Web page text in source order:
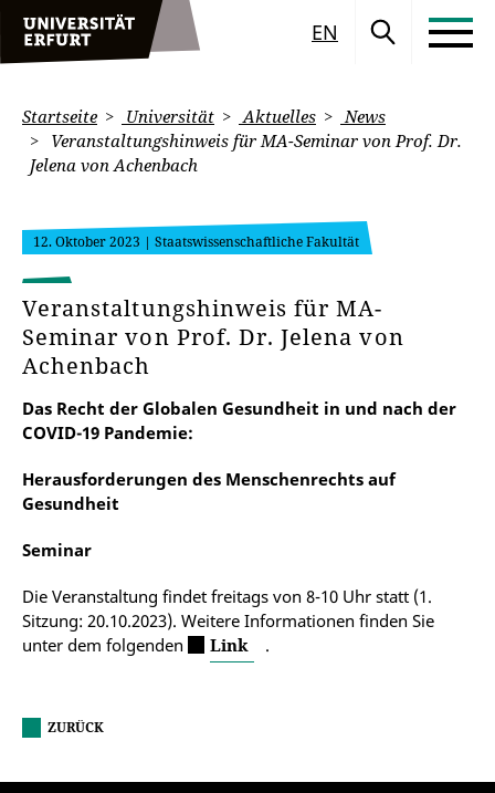
EN
Startseite Universität Aktuelles
News
Veranstaltungshinweis für MA-Seminar von Prof. Dr.
Jelena von Achenbach
12. Oktober 2023 | Staatswissenschaftliche Fakultät
Veranstaltungshinweis für MA-
Seminar von Prof. Dr. Jelena von
Achenbach
Das Recht der Globalen Gesundheit in und nach der
COVID-19 Pandemie:
Herausforderungen des Menschenrechts auf
Gesundheit
Seminar
Die Veranstaltung findet freitags von 8-10 Uhr statt (1.
Sitzung: 20.10.2023). Weitere Informationen finden Sie
unter dem folgenden
Link .
ZURÜCK